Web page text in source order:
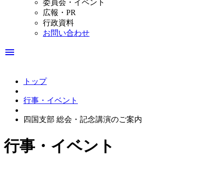
委員会・イベント
広報・PR
行政資料
お問い合わせ
menu
トップ
行事・イベント
四国支部 総会・記念講演のご案内
行事・イベント